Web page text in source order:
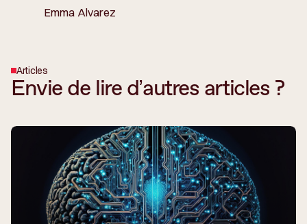
Emma Alvarez
Articles
Envie de lire d’autres articles ?